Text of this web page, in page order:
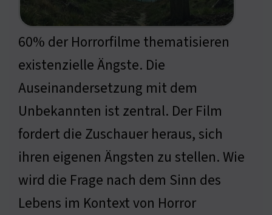
60% der Horrorfilme thematisieren
existenzielle Ängste. Die
Auseinandersetzung mit dem
Unbekannten ist zentral. Der Film
fordert die Zuschauer heraus, sich
ihren eigenen Ängsten zu stellen. Wie
wird die Frage nach dem Sinn des
Lebens im Kontext von Horror